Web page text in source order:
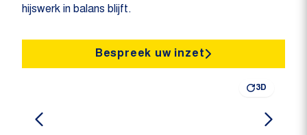
hijswerk in balans blijft.
Bespreek uw inzet
3D